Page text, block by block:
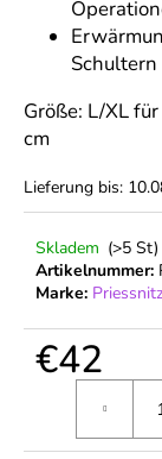
Schultern
Größe: L/XL
cm
Lieferung bis:
Skladem (>5 St)
Artikelnummer:
Marke:
€42